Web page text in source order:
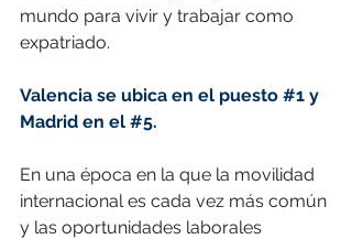
mundo para vivir y trabajar como
expatriado.
Valencia se ubica en el puesto #1 y
Madrid en el #5.
En una época en la que la movilidad
internacional es cada vez más común
y las oportunidades laborales